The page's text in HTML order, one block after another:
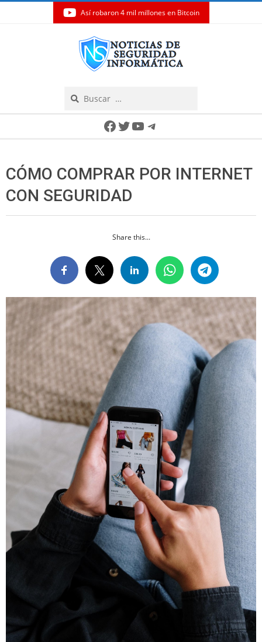
Así robaron 4 mil millones en Bitcoin
Facebook
Twitter
YouTube
Telegram
CÓMO COMPRAR POR INTERNET
CON SEGURIDAD
Share this...